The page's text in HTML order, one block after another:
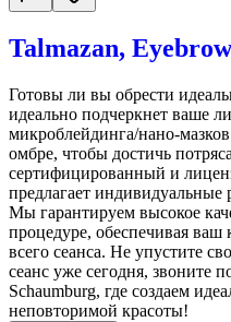
Talmazan,
Готовы ли вы обрести
идеально подчеркнет ваше
микроблейдинга/нано-
омбре, чтобы достичь
сертифицированный и
предлагает
Мы гарантируем высокое
процедуре, обеспечивая
всего сеанса. Не упустите
сеанс уже сегодня, звоните
Schaumburg, где создаем
неповторимой красоты!